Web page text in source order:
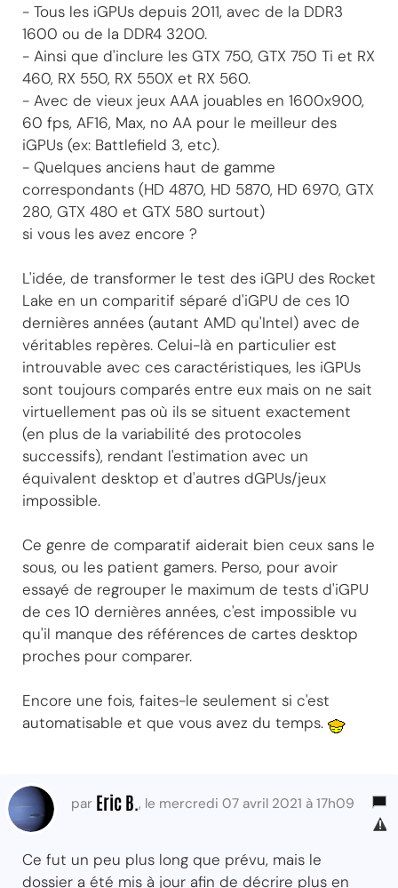
- Tous les iGPUs depuis 2011, avec de la DDR3
1600 ou de la DDR4 3200.
- Ainsi que d'inclure les GTX 750, GTX 750 Ti et RX
460, RX 550, RX 550X et RX 560.
- Avec de vieux jeux AAA jouables en 1600x900,
60 fps, AF16, Max, no AA pour le meilleur des
iGPUs (ex: Battlefield 3, etc).
- Quelques anciens haut de gamme
correspondants (HD 4870, HD 5870, HD 6970, GTX
280, GTX 480 et GTX 580 surtout)
si vous les avez encore ?
L'idée, de transformer le test des iGPU des Rocket
Lake en un comparitif séparé d'iGPU de ces 10
dernières années (autant AMD qu'Intel) avec de
véritables repères. Celui-là en particulier est
introuvable avec ces caractéristiques, les iGPUs
sont toujours comparés entre eux mais on ne sait
virtuellement pas où ils se situent exactement
(en plus de la variabilité des protocoles
successifs), rendant l'estimation avec un
équivalent desktop et d'autres dGPUs/jeux
impossible.
Ce genre de comparatif aiderait bien ceux sans le
sous, ou les patient gamers. Perso, pour avoir
essayé de regrouper le maximum de tests d'iGPU
de ces 10 dernières années, c'est impossible vu
qu'il manque des références de cartes desktop
proches pour comparer.
Encore une fois, faites-le seulement si c'est
automatisable et que vous avez du temps.
par Eric B. , le mercredi 07 avril 2021 à 17h09
Ce fut un peu plus long que prévu, mais le
dossier a été mis à jour afin de décrire plus en